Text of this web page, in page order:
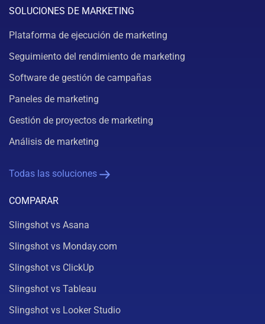
SOLUCIONES DE MARKETING
Plataforma de ejecución de marketing
Seguimiento del rendimiento de marketing
Software de gestión de campañas
Paneles de marketing
Gestión de proyectos de marketing
Análisis de marketing
Todas las soluciones
COMPARAR
Slingshot vs Asana
Slingshot vs Monday.com
Slingshot vs ClickUp
Slingshot vs Tableau
Slingshot vs Looker Studio